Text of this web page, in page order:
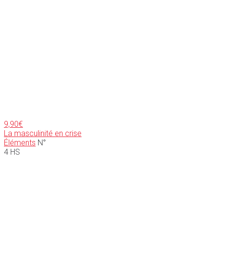
9,90€
La masculinité en crise
Éléments N°
4 HS